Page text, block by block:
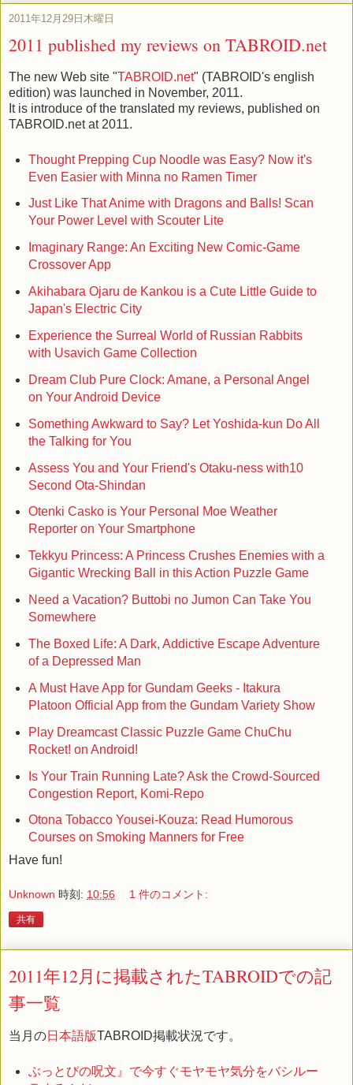
2011年12月29日木曜日
2011 published my reviews on TABROID.net
The new Web site "TABROID.net" (TABROID's english
edition) was launched in November, 2011.
It is introduce of the translated my reviews, published on
TABROID.net at 2011.
Thought Prepping Cup Noodle was Easy? Now it's
Even Easier with Minna no Ramen Timer
Just Like That Anime with Dragons and Balls! Scan
Your Power Level with Scouter Lite
Imaginary Range: An Exciting New Comic-Game
Crossover App
Akihabara Ojaru de Kankou is a Cute Little Guide to
Japan's Electric City
Experience the Surreal World of Russian Rabbits
with Usavich Game Collection
Dream Club Pure Clock: Amane, a Personal Angel
on Your Android Device
Something Awkward to Say? Let Yoshida-kun Do All
the Talking for You
Assess You and Your Friend's Otaku-ness with10
Second Ota-Shindan
Otenki Casko is Your Personal Moe Weather
Reporter on Your Smartphone
Tekkyu Princess: A Princess Crushes Enemies with a
Gigantic Wrecking Ball in this Action Puzzle Game
Need a Vacation? Buttobi no Jumon Can Take You
Somewhere
The Boxed Life: A Dark, Addictive Escape Adventure
of a Depressed Man
A Must Have App for Gundam Geeks - Itakura
Platoon Official App from the Gundam Variety Show
Play Dreamcast Classic Puzzle Game ChuChu
Rocket! on Android!
Is Your Train Running Late? Ask the Crowd-Sourced
Congestion Report, Komi-Repo
Otona Tobacco Yousei-Kouza: Read Humorous
Courses on Smoking Manners for Free
Have fun!
Unknown 時刻: 10:56 1 件のコメント:
共有
2011年12月に掲載されたTABROIDでの記
事一覧
当月の日本語版TABROID掲載状況です。
ぶっとびの呪文』で今すぐモヤモヤ気分をバシルー